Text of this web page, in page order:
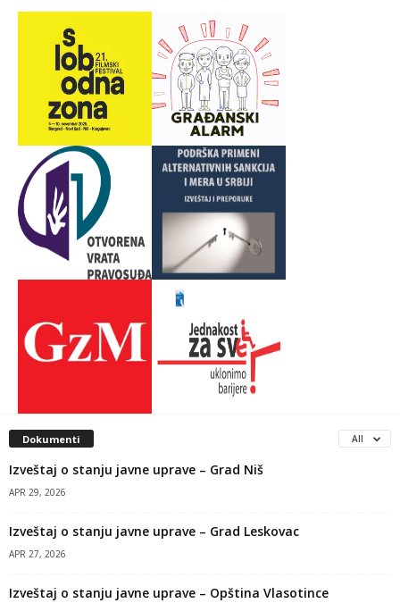
Dokumenti All
Izveštaj o stanju javne uprave – Grad Niš
APR 29, 2026
Izveštaj o stanju javne uprave – Grad Leskovac
APR 27, 2026
Izveštaj o stanju javne uprave – Opština Vlasotince